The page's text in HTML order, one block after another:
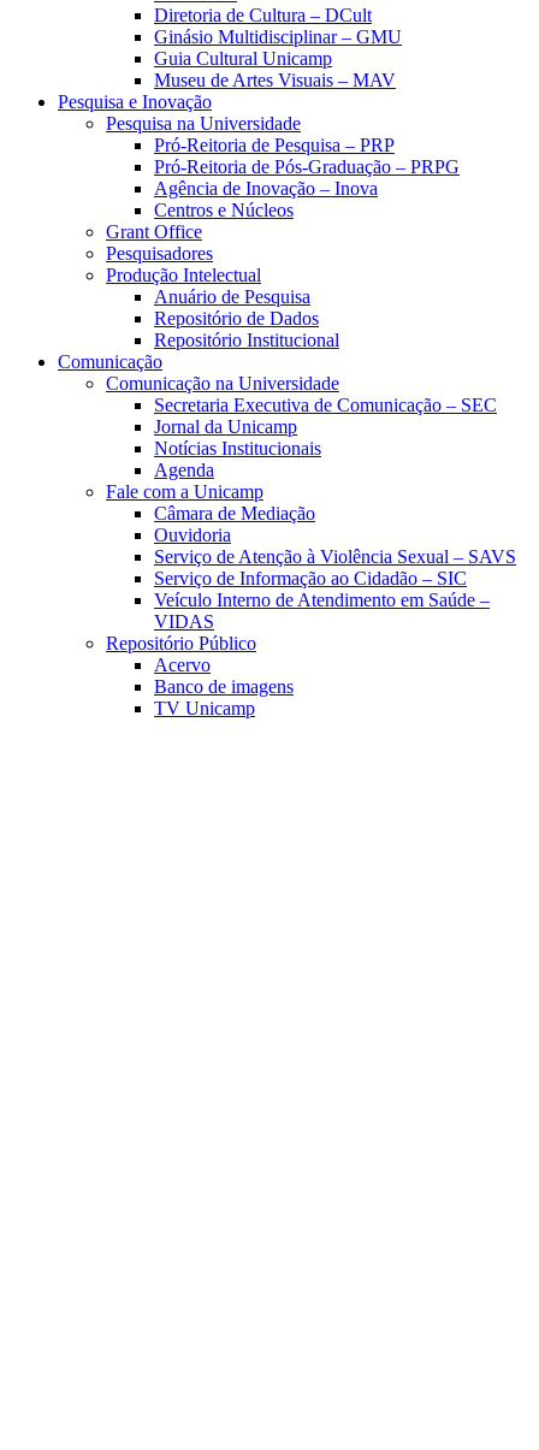
Diretoria de Cultura – DCult
Ginásio Multidisciplinar – GMU
Guia Cultural Unicamp
Museu de Artes Visuais – MAV
Pesquisa e Inovação
Pesquisa na Universidade
Pró-Reitoria de Pesquisa – PRP
Pró-Reitoria de Pós-Graduação – PRPG
Agência de Inovação – Inova
Centros e Núcleos
Grant Office
Pesquisadores
Produção Intelectual
Anuário de Pesquisa
Repositório de Dados
Repositório Institucional
Comunicação
Comunicação na Universidade
Secretaria Executiva de Comunicação – SEC
Jornal da Unicamp
Notícias Institucionais
Agenda
Fale com a Unicamp
Câmara de Mediação
Ouvidoria
Serviço de Atenção à Violência Sexual – SAVS
Serviço de Informação ao Cidadão – SIC
Veículo Interno de Atendimento em Saúde –
VIDAS
Repositório Público
Acervo
Banco de imagens
TV Unicamp